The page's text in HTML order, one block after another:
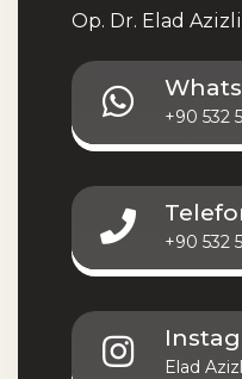
Op. Dr. Elad
+90 532
+90 532
Elad